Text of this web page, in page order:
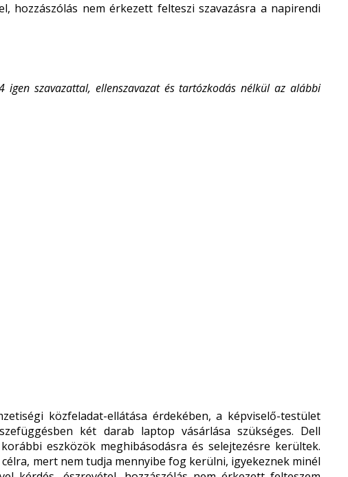
hozzászólás nem érkezett felteszi szavazásra a napirendi
igen szavazattal, ellenszavazat és tartózkodás nélkül az alábbi
közfeladat-ellátása érdekében, a képviselő-testület
két darab laptop vásárlása szükséges. Dell
eszközök meghibásodásra és selejtezésre kerültek.
mert nem tudja mennyibe fog kerülni, igyekeznek minél